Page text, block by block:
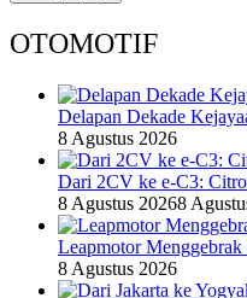
OTOMOTIF
Delapan Dekade
8 Agustus 2026
Dari 2CV ke e-C3:
8 Agustus 20268
Leapmotor
8 Agustus 2026